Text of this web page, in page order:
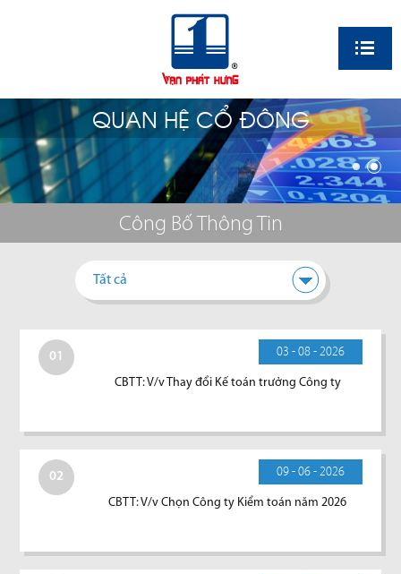
QUAN HỆ CỔ ĐÔNG
Công Bố Thông Tin
Tất cả
01 03 - 08 - 2026
CBTT: V/v Thay đổi Kế toán trưởng Công ty
02 09 - 06 - 2026
CBTT: V/v Chọn Công ty Kiểm toán năm 2026